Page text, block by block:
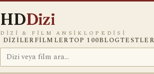
HDDizi
DIZI & FILM ANSIKLOPEDISI
DIZILERFILMLERTOP 100BLOGTESTLER